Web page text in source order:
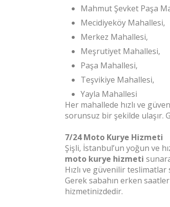
Mahmut Şevket Paşa
Mecidiyeköy Mahallesi,
Merkez Mahallesi,
Meşrutiyet Mahallesi,
Paşa Mahallesi,
Teşvikiye Mahallesi,
Yayla Mahallesi
Her mahallede hızlı ve
sorunsuz bir şekilde ulaşır.
7/24 Moto Kurye Hizmeti
Şişli, İstanbul’un yoğun ve
moto kurye hizmeti
Hızlı ve güvenilir teslimatlar
Gerek sabahın erken
hizmetinizdedir.